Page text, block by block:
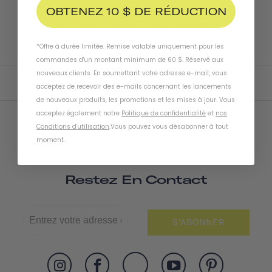
unlock a new discount code.
There is a limit of one discount code per day.
Verification is powered byGOVX ID
Restez En Contact
S'ABONNER
OBTENEZ 10 $ DE RÉDUCTION
*Offre à durée limitée. Remise valable uniquement pour les
commandes d'un montant minimum de 60 $. Réservé aux
nouveaux clients. En soumettant votre adresse e-mail, vous
acceptez de recevoir des e-mails concernant les lancements
de nouveaux produits, les promotions et les mises à jour. Vous
acceptez également notre Politique de confidentialité et nos
Conditions d'utilisation.Vous pouvez vous désabonner à tout
moment.